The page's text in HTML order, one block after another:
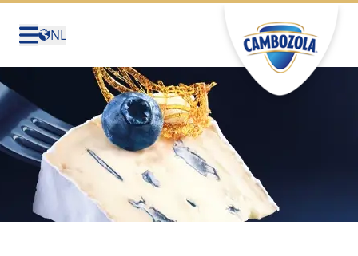
NL
Deutschland
(Deutsch)
United States (English)
Canada (English)
Canada (Français)
België (Nederlands)